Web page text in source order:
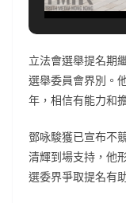
立法會選舉提名期
選舉委員會界別。
年，相信有能力和
鄧咏駿獲已宣布不
清輝到場支持，他
選委界爭取提名有